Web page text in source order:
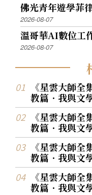
佛光青年遊學菲
2026-08-07
溫哥華AI數位工
2026-08-07
《星雲大師
教篇．我與文
《星雲大師
教篇．我與文
《星雲大師
教篇．我與文
《星雲大師
教篇．我與文